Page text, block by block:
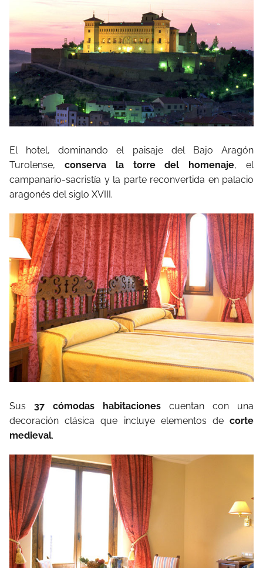
El hotel, dominando el paisaje del Bajo Aragón
Turolense, conserva la torre del homenaje, el
campanario-sacristía y la parte reconvertida en palacio
aragonés del siglo XVIII.
Sus 37 cómodas habitaciones cuentan con una
decoración clásica que incluye elementos de corte
medieval.